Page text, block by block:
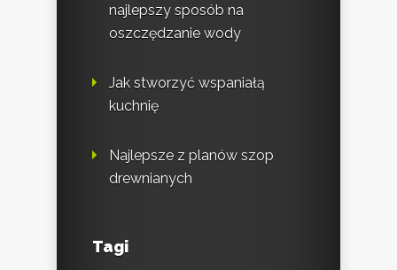
najlepszy sposób na
oszczędzanie wody
Jak stworzyć wspaniałą
kuchnię
Najlepsze z planów szop
drewnianych
Tagi